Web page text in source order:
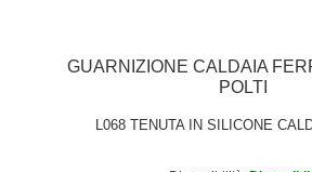
GUARNIZIONE CALDAIA
POLTI
L068 TENUTA IN SILICONE